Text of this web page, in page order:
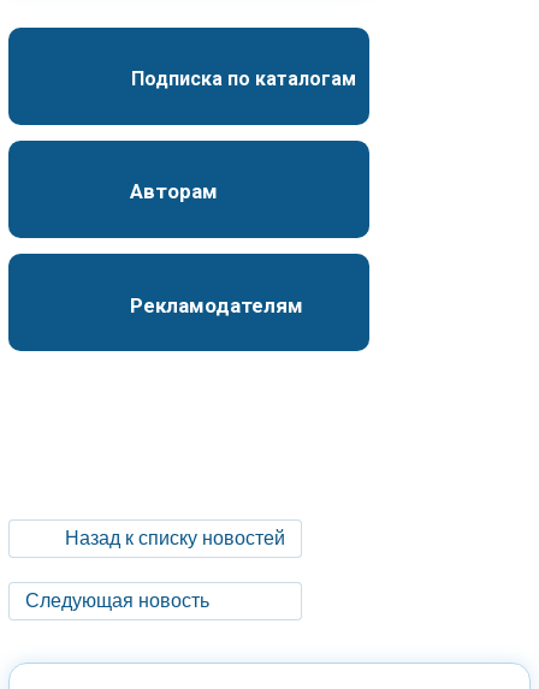
Подписка по каталогам
Авторам
Рекламодателям
Назад к списку новостей
Следующая новость